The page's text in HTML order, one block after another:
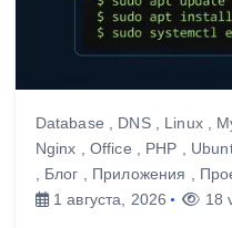
Database , DNS, Linux,
Nginx , Office , PHP ,
, Блог , Приложения ,
1 августа, 2026
18